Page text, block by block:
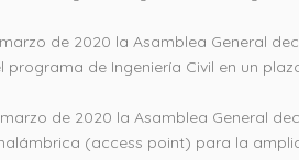
de 2020 la Asamblea General
de Ingeniería Civil en un
de 2020 la Asamblea General
(access point) para la